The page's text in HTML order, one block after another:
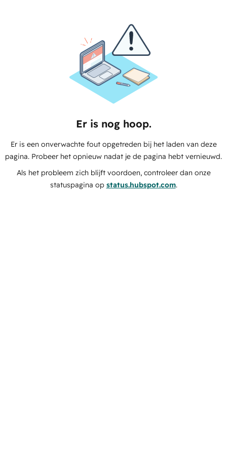
Er is nog hoop.
Er is een onverwachte fout opgetreden bij het laden van deze
pagina. Probeer het opnieuw nadat je de pagina hebt vernieuwd.
Als het probleem zich blijft voordoen, controleer dan onze
statuspagina op status.hubspot.com.